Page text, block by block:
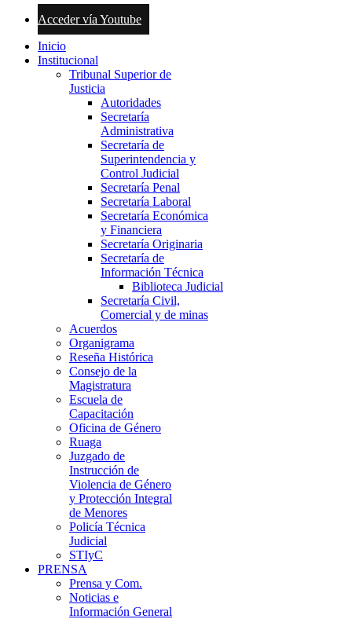
Acceder vía Youtube
Inicio
Institucional
Tribunal Superior de
Justicia
Autoridades
Secretaría
Administrativa
Secretaría de
Superintendencia y
Control Judicial
Secretaría Penal
Secretaría Laboral
Secretaría Económica
y Financiera
Secretaría Originaria
Secretaría de
Información Técnica
Biblioteca Judicial
Secretaría Civil,
Comercial y de minas
Acuerdos
Organigrama
Reseña Histórica
Consejo de la
Magistratura
Escuela de
Capacitación
Oficina de Género
Ruaga
Juzgado de
Instrucción de
Violencia de Género
y Protección Integral
de Menores
Policía Técnica
Judicial
STIyC
PRENSA
Prensa y Com.
Noticias e
Información General